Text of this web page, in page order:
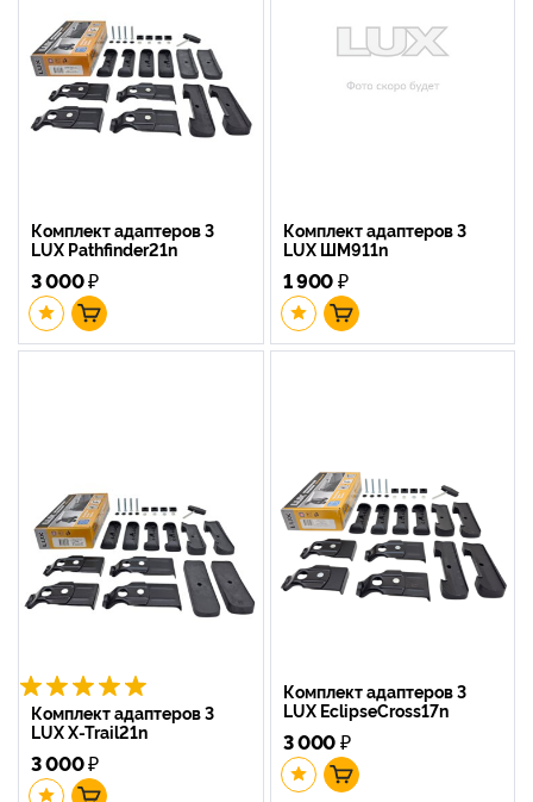
Комплект адаптеров 3
LUX Pathfinder21n
3 000₽
Комплект адаптеров 3
LUX ШМ911n
1 900₽
Комплект адаптеров 3
LUX X-Trail21n
3 000₽
Комплект адаптеров 3
LUX EclipseCross17n
3 000₽